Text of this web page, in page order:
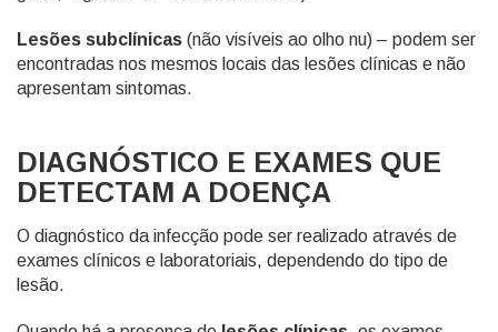
Lesões subclínicas (não visíveis ao olho nu) – podem ser
encontradas nos mesmos locais das lesões clínicas e não
apresentam sintomas.
DIAGNÓSTICO E EXAMES QUE
DETECTAM A DOENÇA
O diagnóstico da infecção pode ser realizado através de
exames clínicos e laboratoriais, dependendo do tipo de
lesão.